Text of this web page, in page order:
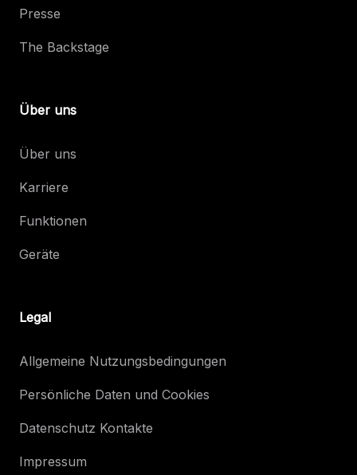
Presse
The Backstage
Über uns
Über uns
Karriere
Funktionen
Geräte
Legal
Allgemeine Nutzungsbedingungen
Persönliche Daten und Cookies
Datenschutz Kontakte
Impressum